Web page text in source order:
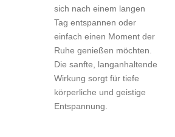
sich nach einem langen
Tag entspannen oder
einfach einen Moment der
Ruhe genießen möchten.
Die sanfte, langanhaltende
Wirkung sorgt für tiefe
körperliche und geistige
Entspannung.